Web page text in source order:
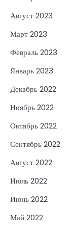
Август 2023
Март 2023
Февраль 2023
Январь 2023
Декабрь 2022
Ноябрь 2022
Октябрь 2022
Сентябрь 2022
Август 2022
Июль 2022
Июнь 2022
Май 2022